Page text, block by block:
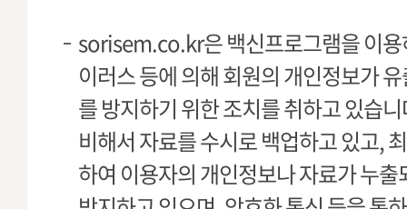
sorisem.co.kr은 백신프로그램을 이용
이러스 등에 의해 회원의 개인정보가
를 방지하기 위한 조치를 취하고 있습
비해서 자료를 수시로 백업하고 있고,
하여 이용자의 개인정보나 자료가 누